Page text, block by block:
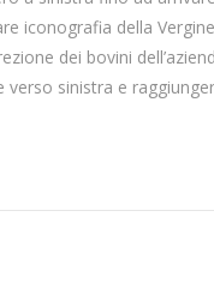
iconografia della
dei bovini
sinistra e